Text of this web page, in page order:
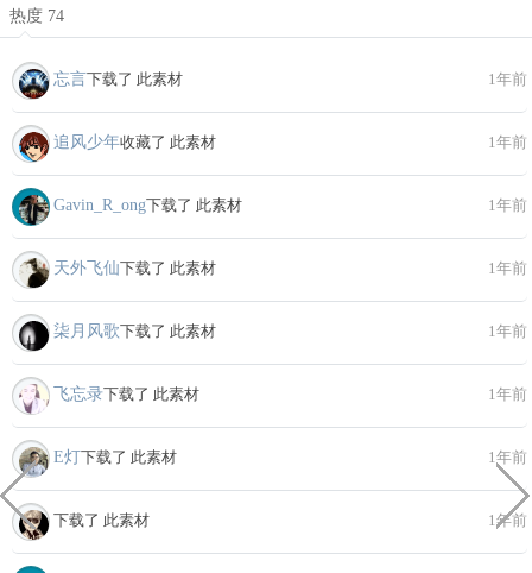
热度 74
忘言下载了 此素材 1年前
追风少年收藏了 此素材 1年前
Gavin_R_ong下载了 此素材 1年前
天外飞仙下载了 此素材 1年前
柒月风歌下载了 此素材 1年前
飞忘录下载了 此素材 1年前
E灯下载了 此素材 1年前
下载了 此素材 1年前